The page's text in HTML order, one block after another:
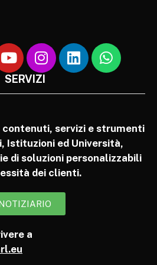
SERVIZI
contenuti, servizi e strumenti
Istituzioni ed Università,
di soluzioni personalizzabili
dei clienti.
a